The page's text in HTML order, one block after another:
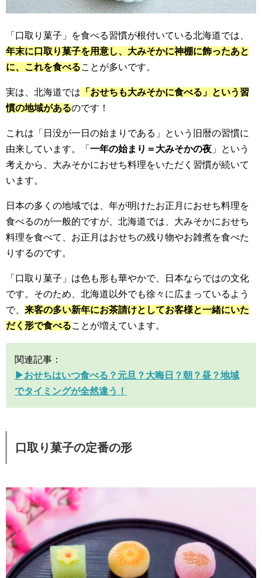
「口取り菓子」を食べる習慣が根付いている北海道では、
年末に口取り菓子を用意し、大みそかに神棚に飾ったあと
に、これを食べることが多いです。
実は、北海道では 「おせちも大みそかに食べる」という習
慣の地域があるのです！
これは「日没が一日の始まりである」という旧暦の習慣に
由来しています。「 一年の始まり＝大みそかの夜 」という
考えから、大みそかにおせち料理をいただく習慣が続いて
います。
日本の多くの地域では、年が明けたお正月におせち料理を
食べるのが一般的ですが、北海道では、大みそかにおせち
料理を食べて、お正月はおせちの残り物やお雑煮を食べた
りするのです。
「口取り菓子」は色も形も華やかで、日本ならではの文化
です。そのため、北海道以外でも徐々に広まっているよう
で、 来客の多い新年にお茶請けとしてお客様と一緒にいた
だく形で食べることが増えています。
関連記事：
▶︎おせちはいつ食べる？元旦？大晦日？朝？昼？地域
でタイミングが全然違う！
口取り菓子の定番の形